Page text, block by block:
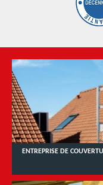
ENTREPRISE DE